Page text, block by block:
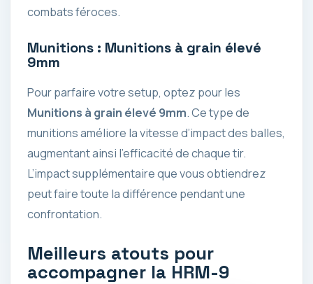
combats féroces.
Munitions : Munitions à grain élevé
9mm
Pour parfaire votre setup, optez pour les
Munitions à grain élevé 9mm. Ce type de
munitions améliore la vitesse d’impact des balles,
augmentant ainsi l’efficacité de chaque tir.
L’impact supplémentaire que vous obtiendrez
peut faire toute la différence pendant une
confrontation.
Meilleurs atouts pour
accompagner la HRM-9